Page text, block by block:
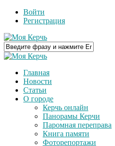
Войти
Регистрация
Главная
Новости
Статьи
О городе
Керчь онлайн
Панорамы Керчи
Паромная переправа
Книга памяти
Фоторепортажи